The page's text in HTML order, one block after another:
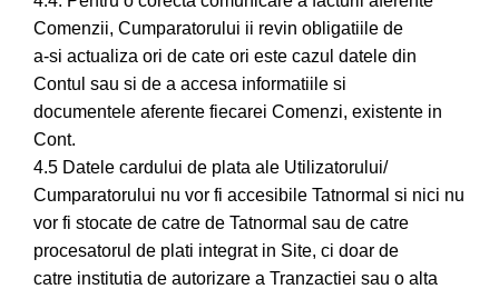
Comenzii, Cumparatorului ii revin obligatiile de
a-si actualiza ori de cate ori este cazul datele din
Contul sau si de a accesa informatiile si
documentele aferente fiecarei Comenzi, existente in
Cont.
4.5 Datele cardului de plata ale Utilizatorului/
Cumparatorului nu vor fi accesibile Tatnormal si nici nu
vor fi stocate de catre de Tatnormal sau de catre
procesatorul de plati integrat in Site, ci doar de
catre institutia de autorizare a Tranzactiei sau o alta